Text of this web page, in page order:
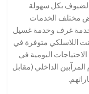
يستطيع الضيوف بكل سهولة
مختلف الخدمات
غرف وخدمة غسيل
اللاسلكي متوفرة في
اليومية في
الداخلي (مقابل